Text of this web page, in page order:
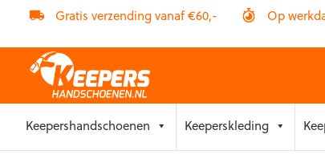
Gratis verzending vanaf €60,- Op
toKeepershandschoenen Keeperskleding